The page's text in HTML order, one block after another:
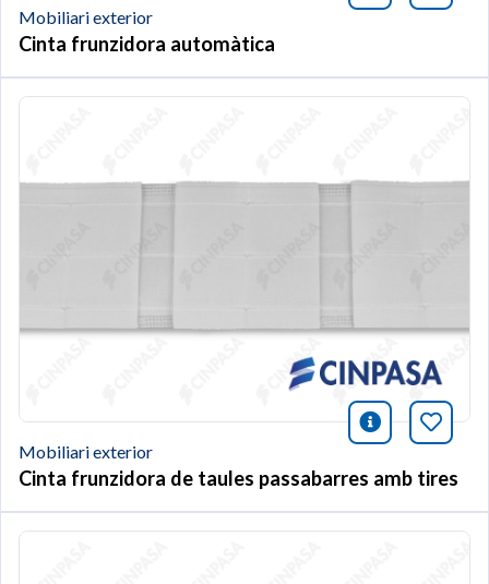
Mobiliari exterior
Cinta frunzidora automàtica
icono
Mobiliari exterior
Cinta frunzidora de taules passabarres amb tires